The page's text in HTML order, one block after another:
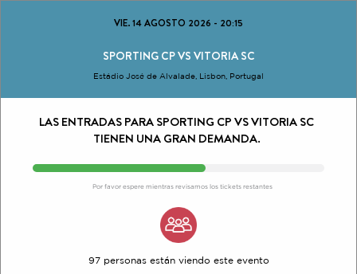
VIE. 14 AGOSTO 2026 - 20:15
SPORTING CP VS VITORIA SC
Estádio José de Alvalade, Lisbon, Portugal
LAS ENTRADAS PARA SPORTING CP VS VITORIA SC
TIENEN UNA GRAN DEMANDA.
Por favor espere mientras revisamos los tickets restantes
97 personas están viendo este evento